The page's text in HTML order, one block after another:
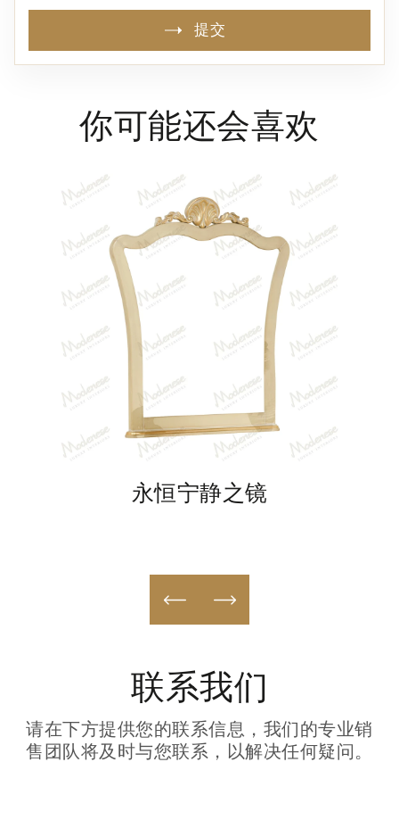
提交
你可能还会喜欢
永恒宁静之镜
联系我们
请在下方提供您的联系信息，我们的专业销
售团队将及时与您联系，以解决任何疑问。